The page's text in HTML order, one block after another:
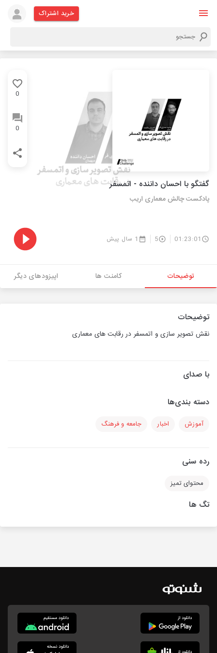
خرید اشتراک
0
0
گفتگو با احسان داننده - اتمسفر
پادکست چالش معماری اریب
01:23:01
5 1 سال پیش
توضیحات کامنت ها اپیزودهای دیگر
توضیحات
نقش تصویر سازی و اتمسفر در رقابت های معماری
با صدای
دسته بندی‌ها
آموزش اخبار جامعه و فرهنگ
رده سنی
محتوای تمیز
تگ ها